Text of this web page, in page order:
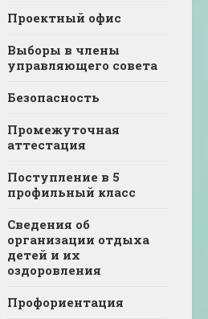
Проектный офис
Выборы в члены
управляющего совета
Безопасность
Промежуточная
аттестация
Поступление в 5
профильный класс
Сведения об
организации отдыха
детей и их
оздоровления
Профориентация